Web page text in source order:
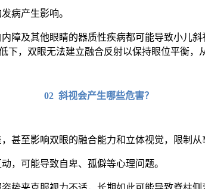
病产生影响。
障及其他眼睛的器质性疾病都可能导致小儿
，双眼无法建立融合反射以保持眼位平衡，
02 斜视会产生哪些危害？
甚至影响双眼的融合能力和立体视觉，限制
，可能导致自卑、孤僻等心理问题。